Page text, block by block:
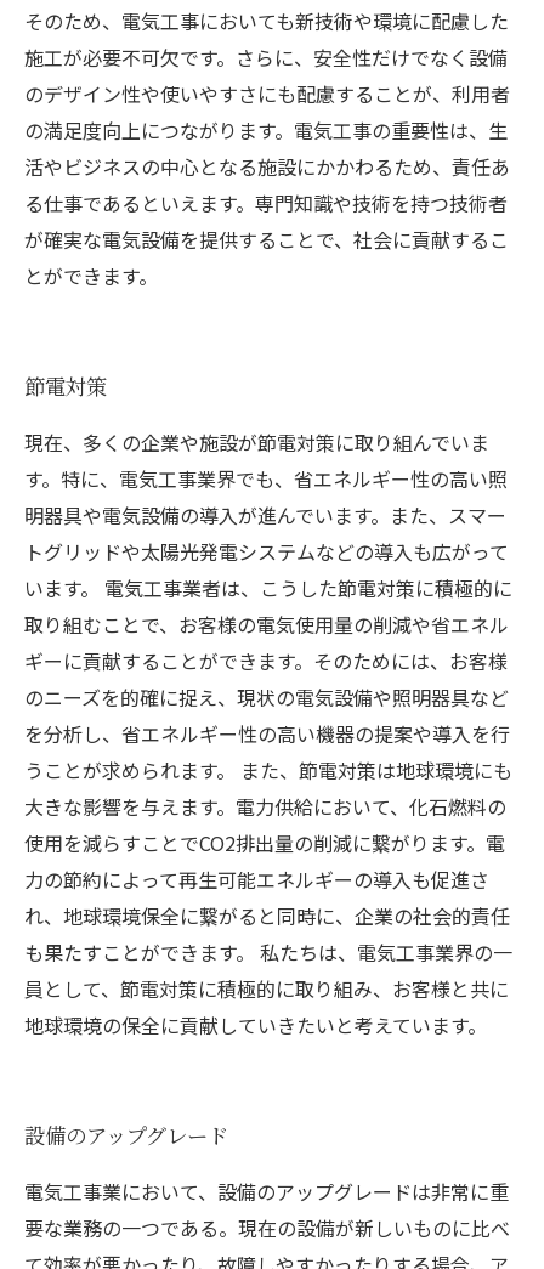
そのため、電気工事においても新技術や環境に配慮した
施工が必要不可欠です。さらに、安全性だけでなく設備
のデザイン性や使いやすさにも配慮することが、利用者
の満足度向上につながります。電気工事の重要性は、生
活やビジネスの中心となる施設にかかわるため、責任あ
る仕事であるといえます。専門知識や技術を持つ技術者
が確実な電気設備を提供することで、社会に貢献するこ
とができます。
節電対策
現在、多くの企業や施設が節電対策に取り組んでいま
す。特に、電気工事業界でも、省エネルギー性の高い照
明器具や電気設備の導入が進んでいます。また、スマー
トグリッドや太陽光発電システムなどの導入も広がって
います。 電気工事業者は、こうした節電対策に積極的に
取り組むことで、お客様の電気使用量の削減や省エネル
ギーに貢献することができます。そのためには、お客様
のニーズを的確に捉え、現状の電気設備や照明器具など
を分析し、省エネルギー性の高い機器の提案や導入を行
うことが求められます。 また、節電対策は地球環境にも
大きな影響を与えます。電力供給において、化石燃料の
使用を減らすことでCO2排出量の削減に繋がります。電
力の節約によって再生可能エネルギーの導入も促進さ
れ、地球環境保全に繋がると同時に、企業の社会的責任
も果たすことができます。 私たちは、電気工事業界の一
員として、節電対策に積極的に取り組み、お客様と共に
地球環境の保全に貢献していきたいと考えています。
設備のアップグレード
電気工事業において、設備のアップグレードは非常に重
要な業務の一つである。現在の設備が新しいものに比べ